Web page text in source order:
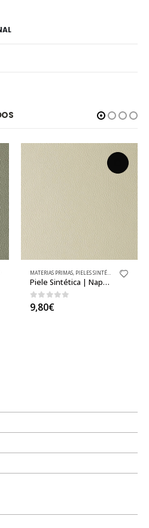
,PIELES SINTÉTICAS BÁSICAS,TEJIDOS
MATERIAS PRIMAS, PIELES SINTÉTICAS / NAPA / CUERO SINTÉTICO
Piele Sintética | Napa Beige Butterfly al Metro
0 out of 5
9,80€